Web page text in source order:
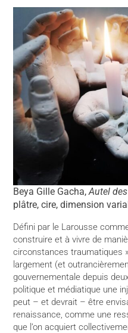
Beya Gille Gacha,Autel
plâtre, cire, dimension
Défini par le Larousse
construire et à vivre de
circonstances traumatiques
largement (et
gouvernementale depuis
politique et médiatique une
peut – et devrait – être
renaissance, comme une
que l’on acquiert